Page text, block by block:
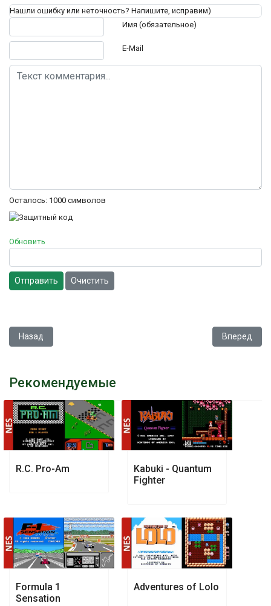
Нашли ошибку или неточность? Напишите, исправим)
Имя (обязательное)
E-Mail
Осталось: 1000 символов
Обновить
Отправить Очистить
Предыдущий: Star Wars - The Empire Strikes Back
Назад Следующий:
Вперед
Рекомендуемые
R.C. Pro-Am
Kabuki - Quantum
Fighter
Formula 1
Sensation
Adventures of Lolo